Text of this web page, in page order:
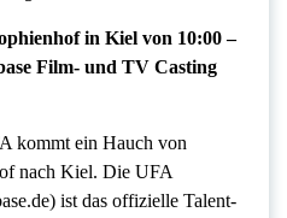
in Kiel von 10:00 –
Film- und TV Casting
kommt ein Hauch von
nach Kiel. Die UFA
ist das offizielle Talent-